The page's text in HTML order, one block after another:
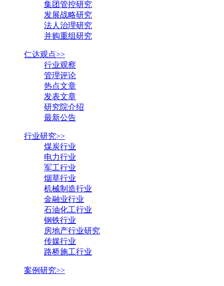
集团管控研究
发展战略研究
法人治理研究
并购重组研究
仁达观点>>
行业观察
管理评论
热点文章
发表文章
研究院介绍
最新公告
行业研究>>
煤炭行业
电力行业
军工行业
烟草行业
机械制造行业
金融业行业
石油化工行业
钢铁行业
房地产行业研究
传媒行业
路桥施工行业
案例研究>>